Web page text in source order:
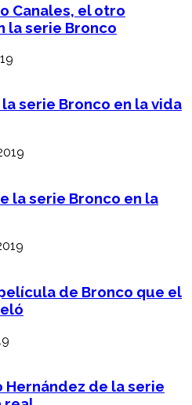
Canales, el otro
la serie Bronco
serie Bronco en la vida
la serie Bronco en la
de Bronco que el
Hernández de la serie